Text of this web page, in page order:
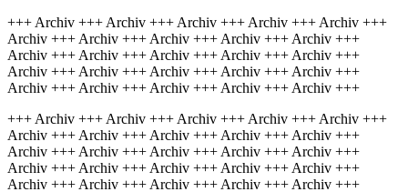
+++ Archiv +++ Archiv +++ Archiv +++ Archiv +++ Archiv +++
Archiv +++ Archiv +++ Archiv +++ Archiv +++ Archiv +++
Archiv +++ Archiv +++ Archiv +++ Archiv +++ Archiv +++
Archiv +++ Archiv +++ Archiv +++ Archiv +++ Archiv +++
Archiv +++ Archiv +++ Archiv +++ Archiv +++ Archiv +++
+++ Archiv +++ Archiv +++ Archiv +++ Archiv +++ Archiv +++
Archiv +++ Archiv +++ Archiv +++ Archiv +++ Archiv +++
Archiv +++ Archiv +++ Archiv +++ Archiv +++ Archiv +++
Archiv +++ Archiv +++ Archiv +++ Archiv +++ Archiv +++
Archiv +++ Archiv +++ Archiv +++ Archiv +++ Archiv +++